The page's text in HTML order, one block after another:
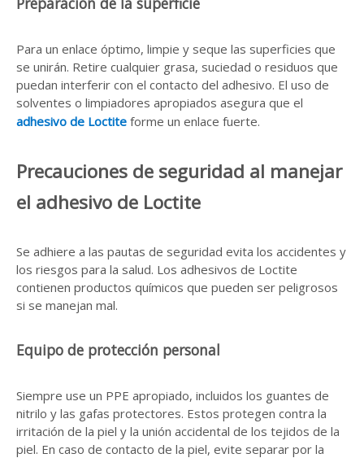
Para un enlace óptimo, limpie y seque las superficies que
se unirán. Retire cualquier grasa, suciedad o residuos que
puedan interferir con el contacto del adhesivo. El uso de
solventes o limpiadores apropiados asegura que el
adhesivo de Loctite forme un enlace fuerte.
Precauciones de seguridad al manejar
el adhesivo de Loctite
Se adhiere a las pautas de seguridad evita los accidentes y
los riesgos para la salud. Los adhesivos de Loctite
contienen productos químicos que pueden ser peligrosos
si se manejan mal.
Equipo de protección personal
Siempre use un PPE apropiado, incluidos los guantes de
nitrilo y las gafas protectores. Estos protegen contra la
irritación de la piel y la unión accidental de los tejidos de la
piel. En caso de contacto de la piel, evite separar por la